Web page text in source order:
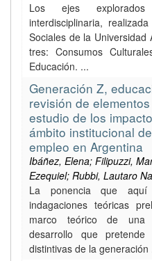
Los ejes
interdisciplinaria,
Sociales de la Universidad
tres: Consumos
Educación. ...
Generación Z,
revisión de
estudio de los
ámbito institucional
empleo en Argentina
Ibáñez, Elena; Filipuzzi,
Ezequiel; Rubbi, Lautaro
La ponencia que
indagaciones teóricas
marco teórico de una
desarrollo que pretende
distintivas de la generación